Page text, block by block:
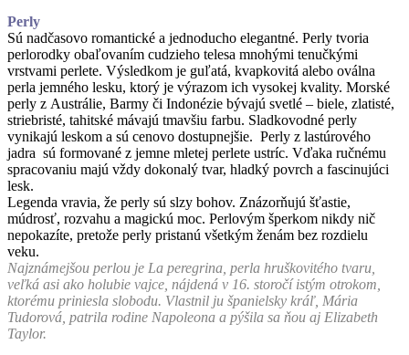
Perly
Sú nadčasovo romantické a jednoducho elegantné. Perly tvoria
perlorodky obaľovaním cudzieho telesa mnohými tenučkými
vrstvami perlete. Výsledkom je guľatá, kvapkovitá alebo oválna
perla jemného lesku, ktorý je výrazom ich vysokej kvality. Morské
perly z Austrálie, Barmy či Indonézie bývajú svetlé – biele, zlatisté,
striebristé, tahitské mávajú tmavšiu farbu. Sladkovodné perly
vynikajú leskom a sú cenovo dostupnejšie. Perly z lastúrového
jadra sú formované z jemne mletej perlete ustríc. Vďaka ručnému
spracovaniu majú vždy dokonalý tvar, hladký povrch a fascinujúci
lesk.
Legenda vravia, že perly sú slzy bohov. Znázorňujú šťastie,
múdrosť, rozvahu a magickú moc. Perlovým šperkom nikdy nič
nepokazíte, pretože perly pristanú všetkým ženám bez rozdielu
veku.
Najznámejšou perlou je La peregrina, perla hruškovitého tvaru,
veľká asi ako holubie vajce, nájdená v 16. storočí istým otrokom,
ktorému priniesla slobodu. Vlastnil ju španielsky kráľ, Mária
Tudorová, patrila rodine Napoleona a pýšila sa ňou aj Elizabeth
Taylor.